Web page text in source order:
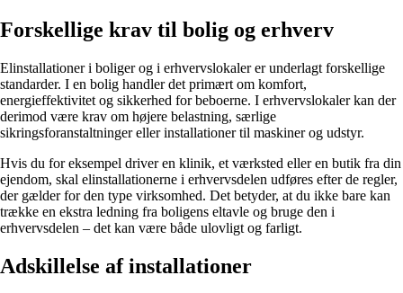
Forskellige krav til bolig og erhverv
Elinstallationer i boliger og i erhvervslokaler er underlagt forskellige
standarder. I en bolig handler det primært om komfort,
energieffektivitet og sikkerhed for beboerne. I erhvervslokaler kan der
derimod være krav om højere belastning, særlige
sikringsforanstaltninger eller installationer til maskiner og udstyr.
Hvis du for eksempel driver en klinik, et værksted eller en butik fra din
ejendom, skal elinstallationerne i erhvervsdelen udføres efter de regler,
der gælder for den type virksomhed. Det betyder, at du ikke bare kan
trække en ekstra ledning fra boligens eltavle og bruge den i
erhvervsdelen – det kan være både ulovligt og farligt.
Adskillelse af installationer